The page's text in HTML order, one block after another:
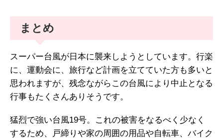
まとめ
スーパー台風が日本に襲来しようとしています。行楽
に、運動会に、旅行など計画を立てていた方も多いと
思われますが、残念ながらこの台風により中止となる
行事もたくさんありそうです。
猛烈で強い台風19号。これの被害をなるべく少なく
するため、戸締りや家の周囲の用品や自転車、バイク